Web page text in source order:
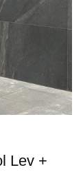
Lev +